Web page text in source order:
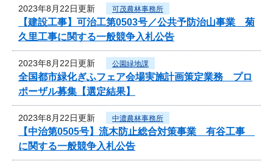
2023年8月22日更新 可茂農林事務所
【建設工事】可治工第0503号／公共予防治山事業 菊
久里工事に関する一般競争入札公告
2023年8月22日更新 公園緑地課
全国都市緑化ぎふフェア会場実施計画策定業務 プロ
ポーザル募集【選定結果】
2023年8月22日更新 中濃農林事務所
【中治第0505号】流木防止総合対策事業 有谷工事
に関する一般競争入札公告